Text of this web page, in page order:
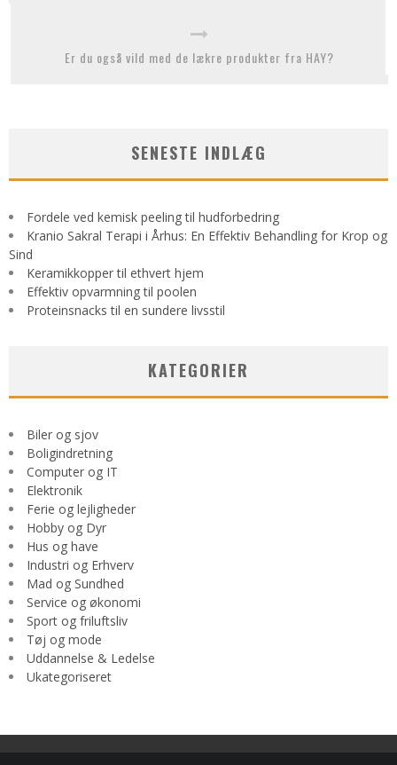
Er du også vild med de lækre produkter fra HAY?
SENESTE INDLÆG
Fordele ved kemisk peeling til hudforbedring
Kranio Sakral Terapi i Århus: En Effektiv Behandling for Krop og
Sind
Keramikkopper til ethvert hjem
Effektiv opvarmning til poolen
Proteinsnacks til en sundere livsstil
KATEGORIER
Biler og sjov
Boligindretning
Computer og IT
Elektronik
Ferie og lejligheder
Hobby og Dyr
Hus og have
Industri og Erhverv
Mad og Sundhed
Service og økonomi
Sport og friluftsliv
Tøj og mode
Uddannelse & Ledelse
Ukategoriseret